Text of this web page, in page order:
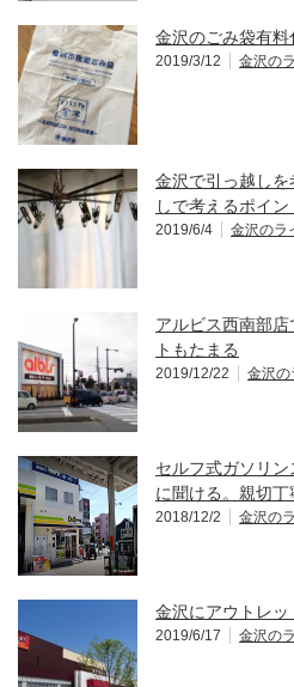
金沢のごみ袋有
2019/3/12 金沢の
金沢で引っ越し
しで考えるポイン
2019/6/4 金沢のラ
アルビス西南部
トもたまる
2019/12/22 金沢の
セルフ式ガソリ
に聞ける。親切丁
2018/12/2 金沢の
金沢にアウトレッ
2019/6/17 金沢の